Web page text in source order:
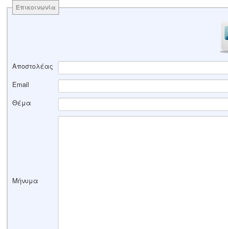
Επικοινωνία
Αποστολέας
Email
Θέμα
Μήνυμα